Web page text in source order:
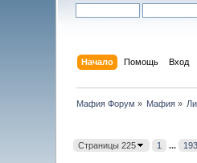
Начало Помощь Вход
Мафия Форум » Мафия »
Страницы 225 1 ... 193